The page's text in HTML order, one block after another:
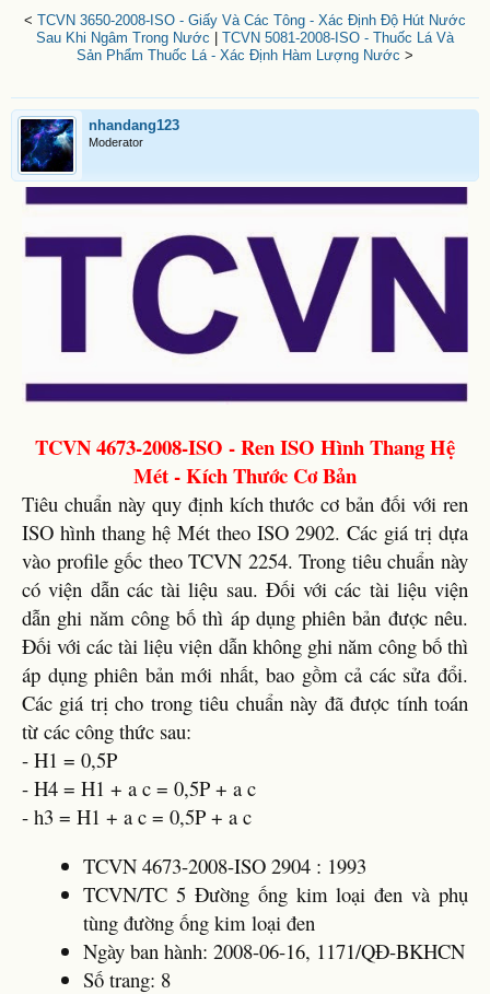
< TCVN 3650-2008-ISO - Giấy Và Các Tông - Xác Định Độ Hút Nước
Sau Khi Ngâm Trong Nước
TCVN 5081-2008-ISO - Thuốc Lá Và
Sản Phẩm Thuốc Lá - Xác Định Hàm Lượng Nước >
nhandang123
Moderator
TCVN 4673-2008-ISO - Ren ISO Hình Thang Hệ
Mét - Kích Thước Cơ Bản
Tiêu chuẩn này quy định kích thước cơ bản đối với ren
ISO hình thang hệ Mét theo ISO 2902. Các giá trị dựa
vào profile gốc theo TCVN 2254. Trong tiêu chuẩn này
có viện dẫn các tài liệu sau. Đối với các tài liệu viện
dẫn ghi năm công bố thì áp dụng phiên bản được nêu.
Đối với các tài liệu viện dẫn không ghi năm công bố thì
áp dụng phiên bản mới nhất, bao gồm cả các sửa đổi.
Các giá trị cho trong tiêu chuẩn này đã được tính toán
từ các công thức sau:
- H1 = 0,5P
- H4 = H1 + a c = 0,5P + a c
- h3 = H1 + a c = 0,5P + a c
TCVN 4673-2008-ISO 2904 : 1993
TCVN/TC 5 Đường ống kim loại đen và phụ
tùng đường ống kim loại đen
Ngày ban hành: 2008-06-16, 1171/QĐ-BKHCN
Số trang: 8